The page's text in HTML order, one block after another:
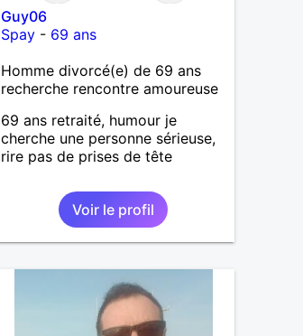
Guy06
Spay - 69 ans
Homme divorcé(e) de 69 ans
recherche rencontre amoureuse
69 ans retraité, humour je
cherche une personne sérieuse,
rire pas de prises de tête
Voir le profil